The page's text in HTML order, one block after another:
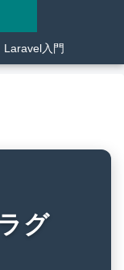
Laravel入門
グ